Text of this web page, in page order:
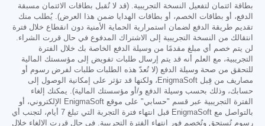
بطاقة ائتمان لتفعيل النسخة التجريبية. (قد لا تُقبل بطاقات الائتمان مسبقة
الدفع، أو بطاقات الخصم، أو بطاقات الهدايا ضمن هذا العرض). يُطلب منك
تقديم طريقة الدفع لضمان استمرارية الحماية الأمنية دون انقطاع خلال فترة
انتقالك من النسخة التجريبية إلى الاشتراك المدفوع في حال قررت الشراء.
لن يتم خصم أي مبلغ مقدمًا من وسيلة الدفع الخاصة بك خلال الفترة
التجريبية، مع العلم أنه قد يتم إرسال طلبات تفويض إلى مؤسستك المالية
للتحقق من صحة وسيلة الدفع (لا تُعدّ هذه الطلبات طلبات لفرض رسوم أو
مصاريف من قِبل EnigmaSoft، ولكنها قد تؤثر على إمكانية الوصول إلى
حسابك، وذلك بحسب وسيلة الدفع و/أو مؤسستك المالية). يمكنك إلغاء
الفترة التجريبية عبر قسم "حسابي" على موقع EnigmaSoft الإلكتروني، أو
بالتواصل مع EnigmaSoft قبل انتهاء فترة التجربة التي تبلغ 7 أيام، لتجنب أي
رسوم تُستحق وتُخصم فور انتهاء الفترة التجريبية. في حال قررت الإلغاء خلال